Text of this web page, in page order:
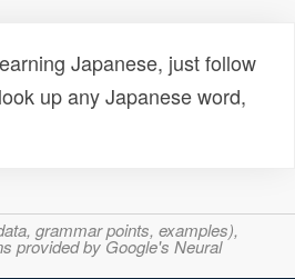
Japanese, just follow
up any Japanese word,
grammar points, examples),
provided by Google's Neural